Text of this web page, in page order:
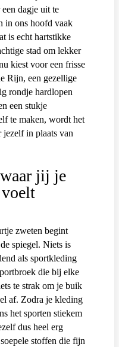
dagje uit te
in ons hoofd vaak
is echt hartstikke
stad om lekker
kiest voor een frisse
Rijn, een gezellige
rondje hardlopen
een stukje
te maken, wordt het
in plaats van
jij je
zweten begint
spiegel. Niets is
als sportkleding
die bij elke
te strak om je buik
af. Zodra je kleding
het sporten stiekem
dus heel erg
stoffen die fijn